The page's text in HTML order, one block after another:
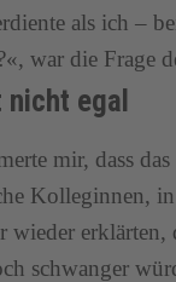
als ich –
war die Frage
egal
mir, dass
Kolleginnen,
erklärten,
schwanger